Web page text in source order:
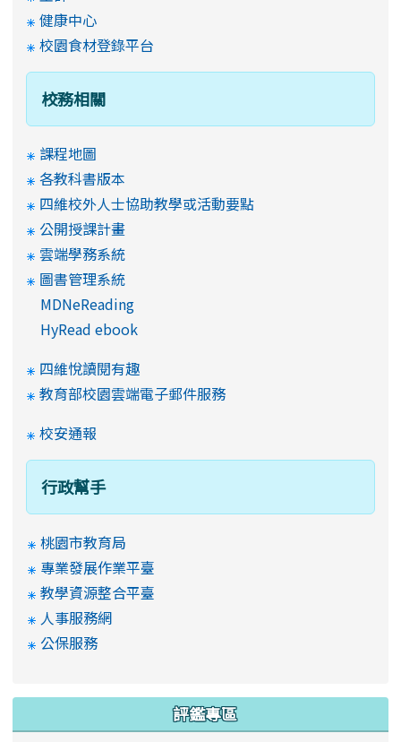
健康中心
校園食材登錄平台
校務相關
課程地圖
各教科書版本
四維校外人士協助教學或活動要點
公開授課計畫
雲端學務系統
圖書管理系統
MDNeReading
HyRead ebook
四維悅讀閱有趣
教育部校園雲端電子郵件服務
校安通報
行政幫手
桃園市教育局
專業發展作業平臺
教學資源整合平臺
人事服務網
公保服務
評鑑專區